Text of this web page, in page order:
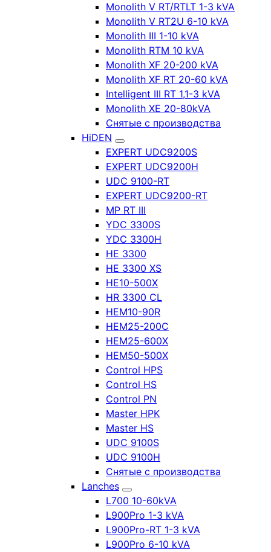
Monolith V RT/RTLT 1-3 kVA
Monolith V RT2U 6-10 kVA
Monolith III 1-10 kVA
Monolith RTM 10 kVA
Monolith XF 20-200 kVA
Monolith XF RT 20-60 kVA
Intelligent III RT 1,1-3 kVA
Monolith XE 20-80kVA
Снятые с производства
HiDEN
EXPERT UDC9200S
EXPERT UDC9200H
UDC 9100-RT
EXPERT UDC9200-RT
MP RT III
YDC 3300S
YDC 3300H
HE 3300
HE 3300 XS
HE10-500X
HR 3300 CL
HEM10-90R
HEM25-200C
HEM25-600X
HEM50-500X
Control HPS
Control HS
Control PN
Master HPK
Master HS
UDC 9100S
UDC 9100H
Снятые с производства
Lanches
L700 10-60kVA
L900Pro 1-3 kVA
L900Pro-RT 1-3 kVA
L900Pro 6-10 kVA